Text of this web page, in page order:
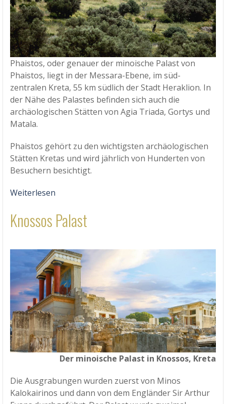
Phaistos, oder genauer der minoische Palast von
Phaistos, liegt in der Messara-Ebene, im süd-
zentralen Kreta, 55 km südlich der Stadt Heraklion. In
der Nähe des Palastes befinden sich auch die
archäologischen Stätten von Agia Triada, Gortys und
Matala.
Phaistos gehört zu den wichtigsten archäologischen
Stätten Kretas und wird jährlich von Hunderten von
Besuchern besichtigt.
Weiterlesen
Knossos Palast
Der minoische Palast in Knossos, Kreta
Die Ausgrabungen wurden zuerst von Minos
Kalokairinos und dann von dem Engländer Sir Arthur